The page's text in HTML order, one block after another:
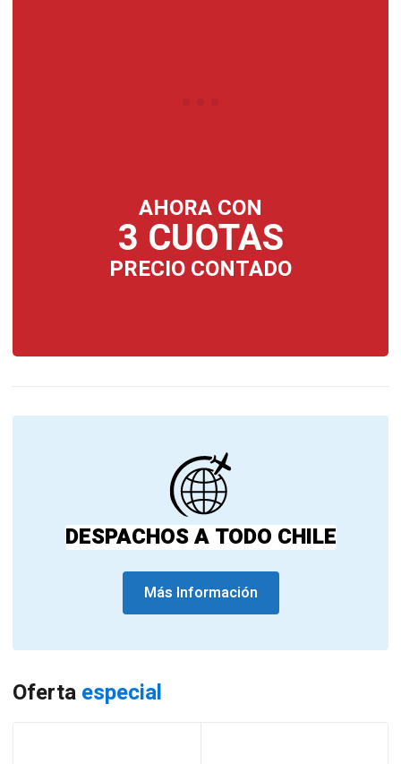
AHORA CON
3 CUOTAS
PRECIO CONTADO
DESPACHOS A TODO CHILE
Más Información
Oferta especial